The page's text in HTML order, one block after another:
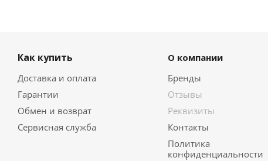
Как купить
Доставка и оплата
Гарантии
Обмен и возврат
Сервисная служба
О компании
Бренды
Отзывы
Реквизиты
Контакты
Политика
конфиденциальности